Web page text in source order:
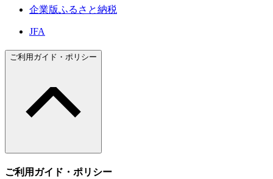
企業版ふるさと納税
JFA
ご利用ガイド・ポリシー
ご利用ガイド・ポリシー